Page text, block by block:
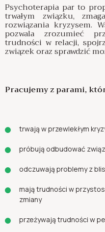
Psychoterapia par to
trwałym związku,
rozwiązania kryzysem.
pozwala zrozumieć
trudności w relacji,
związek oraz sprawdzić
Pracujemy z parami,
trwają w przewlekłym
próbują odbudować
odczuwają problemy z
mają trudności w
zmiany
przeżywają trudności w